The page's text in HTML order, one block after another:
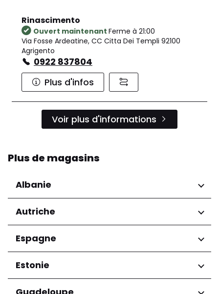
Rinascimento
Ouvert maintenant Ferme à 21:00
Via Fosse Ardeatine, CC Citta Dei Templi 92100
Agrigento
0922 837804
Plus d'infos
Voir plus d'informations
Plus de magasins
Albanie
Régions
Préfecture de Tirana
Autriche
Régions
Niederösterreich
Salzburg
Wien
Espagne
Régions
Andalucía
Estonie
Régions